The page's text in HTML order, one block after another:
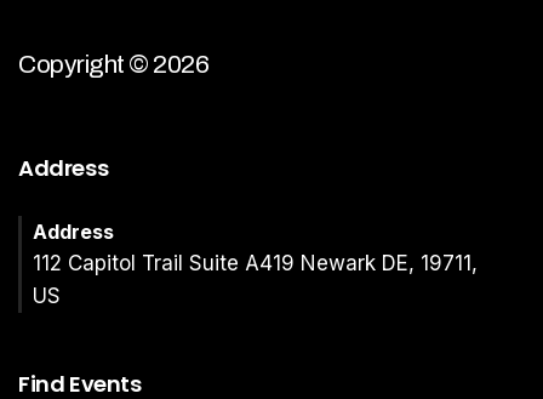
Copyright © 2026
Address
Address
112 Capitol Trail Suite A419 Newark DE, 19711,
US
Find Events